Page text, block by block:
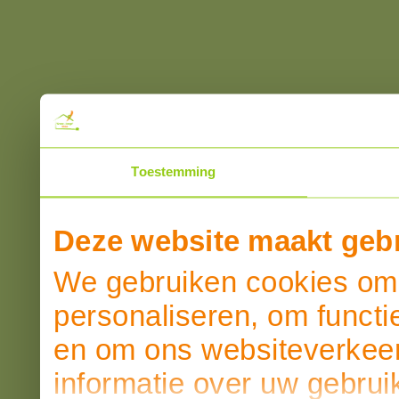
Toestemming
Deze website maakt
We gebruiken cookies
personaliseren, om
en om ons
informatie over uw